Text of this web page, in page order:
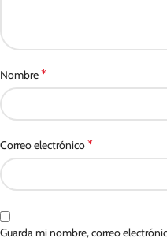
Nombre*
Correo electrónico*
Guarda mi nombre, correo